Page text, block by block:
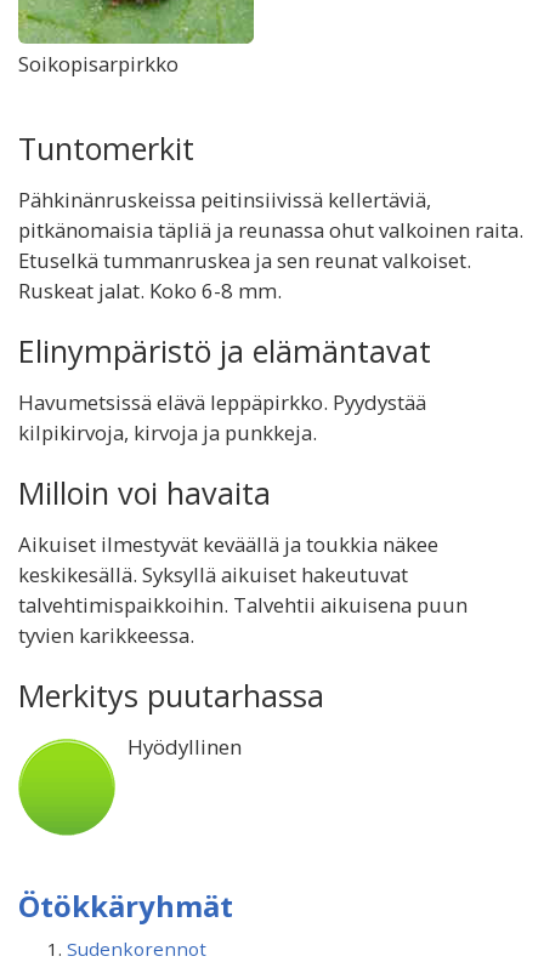
Soikopisarpirkko
Tuntomerkit
Pähkinänruskeissa peitinsiivissä kellertäviä,
pitkänomaisia täpliä ja reunassa ohut valkoinen raita.
Etuselkä tummanruskea ja sen reunat valkoiset.
Ruskeat jalat. Koko 6-8 mm.
Elinympäristö ja elämäntavat
Havumetsissä elävä leppäpirkko. Pyydystää
kilpikirvoja, kirvoja ja punkkeja.
Milloin voi havaita
Aikuiset ilmestyvät keväällä ja toukkia näkee
keskikesällä. Syksyllä aikuiset hakeutuvat
talvehtimispaikkoihin. Talvehtii aikuisena puun
tyvien karikkeessa.
Merkitys puutarhassa
Hyödyllinen
Ötökkäryhmät
Sudenkorennot